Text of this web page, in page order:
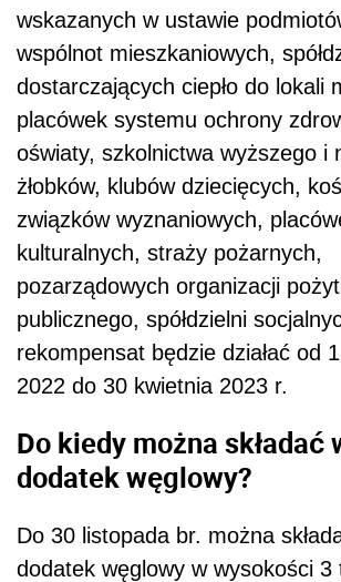
wskazanych w ustawie
wspólnot mieszkaniowych,
dostarczających ciepło do lokali
placówek systemu ochrony
oświaty, szkolnictwa wyższego i
żłobków, klubów dziecięcych,
związków wyznaniowych,
kulturalnych, straży pożarnych,
pozarządowych organizacji
publicznego, spółdzielni
rekompensat będzie działać od
2022 do 30 kwietnia 2023 r.
Do kiedy można składać
dodatek węglowy?
Do 30 listopada br. można
dodatek węglowy w wysokości 3